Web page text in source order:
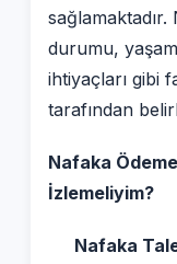
durumu,
ihtiyaçları gibi
tarafından
Nafaka
İzlemeliyim?
Nafaka